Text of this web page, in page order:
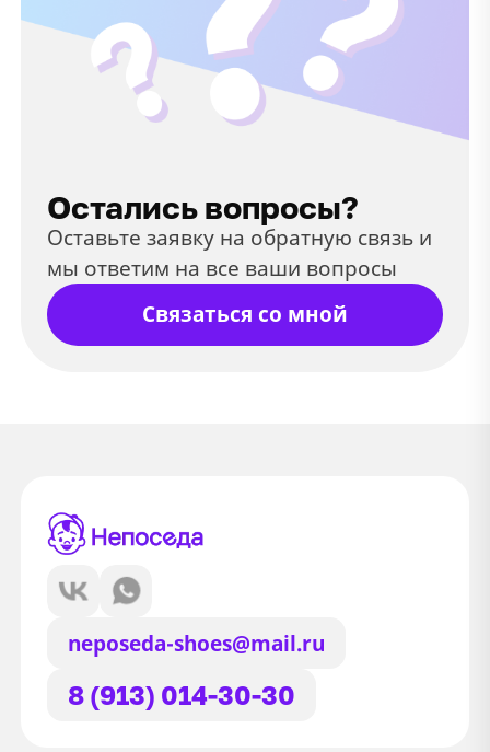
Остались вопросы?
Оставьте заявку на обратную связь и
мы ответим на все ваши вопросы
Связаться со мной
neposeda-shoes@mail.ru
8 (913) 014-30-30